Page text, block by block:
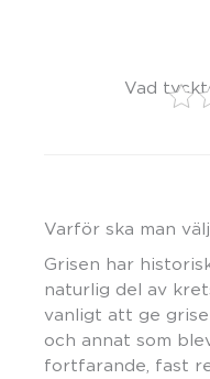
Vad
Varför ska man
Grisen har
naturlig del av
vanligt att ge
och annat som
fortfarande, fast